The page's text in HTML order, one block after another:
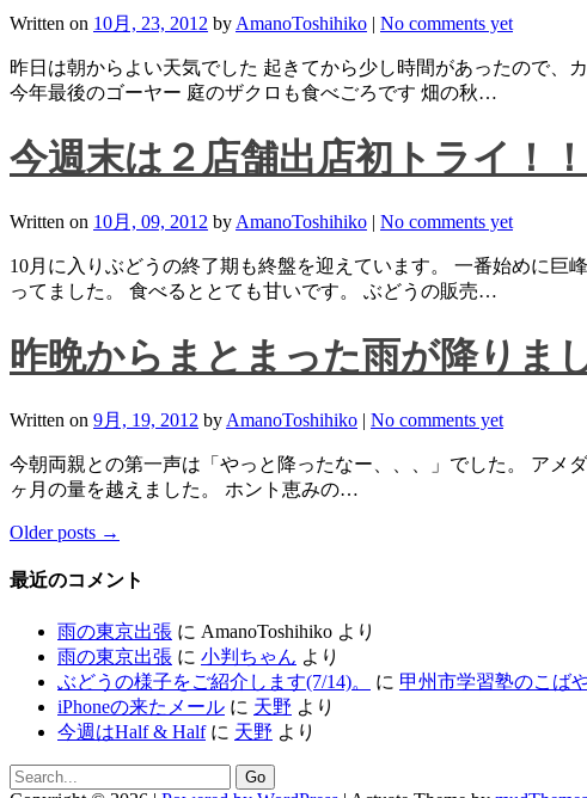
Written on 10月, 23, 2012 by AmanoToshihiko | No comments yet
昨日は朝からよい天気でした 起きてから少し時間があったので、
今年最後のゴーヤー 庭のザクロも食べごろです 畑の秋…
今週末は２店舗出店初トライ！！
Written on 10月, 09, 2012 by AmanoToshihiko | No comments yet
10月に入りぶどうの終了期も終盤を迎えています。 一番始めに
ってました。 食べるととても甘いです。 ぶどうの販売…
昨晩からまとまった雨が降りま
Written on 9月, 19, 2012 by AmanoToshihiko | No comments yet
今朝両親との第一声は「やっと降ったなー、、、」でした。 アメ
ヶ月の量を越えました。 ホント恵みの…
Older posts →
最近のコメント
雨の東京出張 に AmanoToshihiko より
雨の東京出張 に 小判ちゃん より
ぶどうの様子をご紹介します(7/14)。
に 甲州市学習塾のこば
iPhoneの来たメール に 天野 より
今週はHalf & Halfに 天野 より